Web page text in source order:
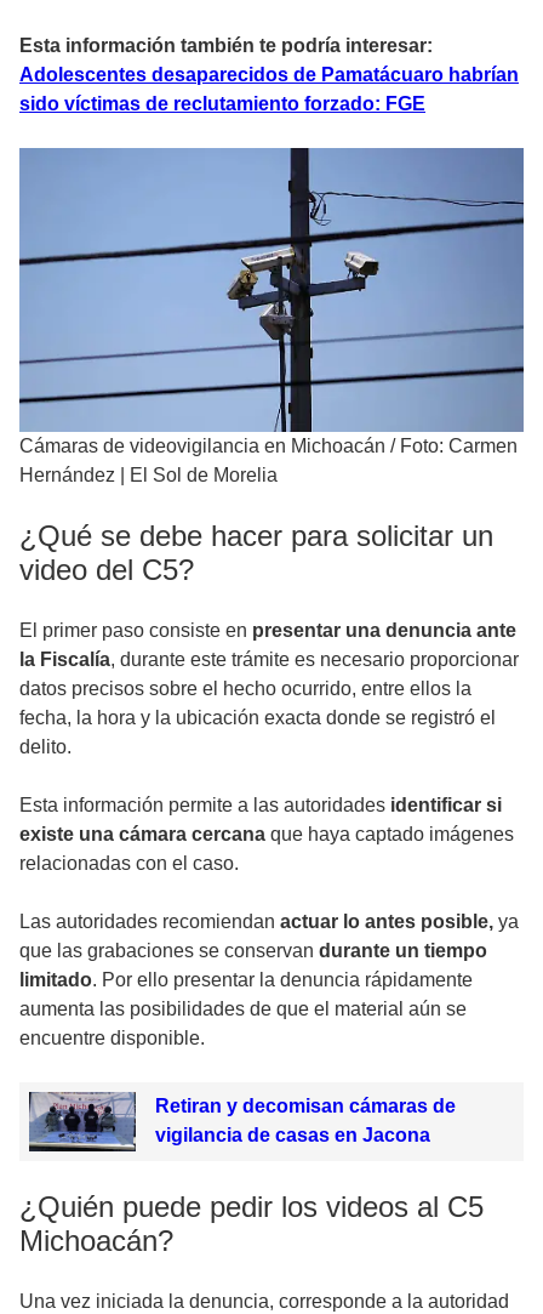
Esta información también te podría interesar:
Adolescentes desaparecidos de Pamatácuaro habrían
sido víctimas de reclutamiento forzado: FGE
Cámaras de videovigilancia en Michoacán / Foto: Carmen
Hernández | El Sol de Morelia
¿Qué se debe hacer para solicitar un
video del C5?
El primer paso consiste en presentar una denuncia ante
la Fiscalía, durante este trámite es necesario proporcionar
datos precisos sobre el hecho ocurrido, entre ellos la
fecha, la hora y la ubicación exacta donde se registró el
delito.
Esta información permite a las autoridades identificar si
existe una cámara cercana que haya captado imágenes
relacionadas con el caso.
Las autoridades recomiendan actuar lo antes posible, ya
que las grabaciones se conservan durante un tiempo
limitado. Por ello presentar la denuncia rápidamente
aumenta las posibilidades de que el material aún se
encuentre disponible.
Retiran y decomisan cámaras de
vigilancia de casas en Jacona
¿Quién puede pedir los videos al C5
Michoacán?
Una vez iniciada la denuncia, corresponde a la autoridad